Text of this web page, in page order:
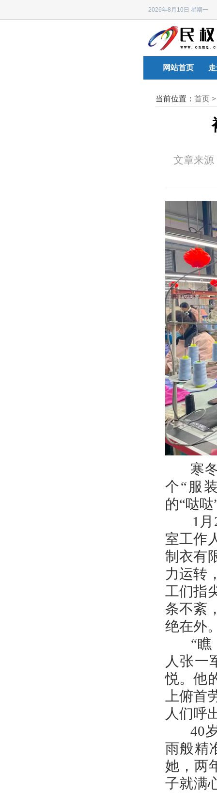
2026年8月10日 星期一
网站首页
当前位置： 首页
文章来
寒冬
个“服
的“哒
1月21
室工作
制衣有
力运转
工们指
条不紊
绝在外
“瞧，
人张一
悦。他
上俯
人们呼
40岁
雨般精
她，两
子就满